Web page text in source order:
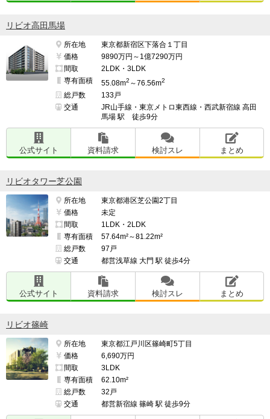
リビオ高田馬場
所在地
東京都新宿区下落合１丁目
価格
9890万円～1億7290万円
間取
2LDK・3LDK
専有面積
55.08m2 ～76.56m2
総戸数
133戸
交通
JR山手線・東京メトロ東西線・西武新宿線 高田
馬場 駅 徒歩9分
公式サイト 資料請求 検討スレ まとめ
リビオタワー芝公園
所在地
東京都港区芝公園2丁目
価格
未定
間取
1LDK・2LDK
専有面積
57.64m²～81.22m²
総戸数
97戸
交通
都営浅草線 大門 駅 徒歩4分
公式サイト 資料請求 検討スレ まとめ
リビオ篠崎
所在地
東京都江戸川区篠崎町5丁目
価格
6,690万円
間取
3LDK
専有面積
62.10m²
総戸数
32戸
交通
都営新宿線 篠崎 駅 徒歩9分